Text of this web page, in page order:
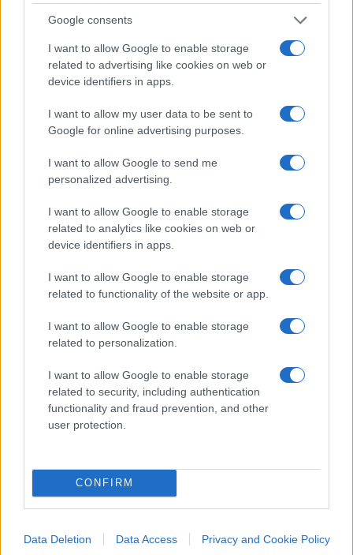
Google consents
I want to allow Google to enable storage
related to advertising like cookies on web or
device identifiers in apps.
I want to allow my user data to be sent to
Google for online advertising purposes.
I want to allow Google to send me
personalized advertising.
I want to allow Google to enable storage
related to analytics like cookies on web or
device identifiers in apps.
I want to allow Google to enable storage
related to functionality of the website or app.
I want to allow Google to enable storage
related to personalization.
I want to allow Google to enable storage
related to security, including authentication
functionality and fraud prevention, and other
user protection.
CONFIRM
Data Deletion Data Access Privacy and Cookie Policy
il segretario del Pd e di aver approvato: le unioni
civili, il jobs act, industria 4.0, ildopo di noi, la
legge sull’autismo – ha spiegato Renzi a Parenzo –
Dopodiché cosa è successo: una parte del Pd che
amava la Ditta più del Paese, come classico nella
cultura Pc-Pds-Pd, ha preferito fare la guerra a me
anziché continuare su una linea obamiana e
blairiana. Per il futuro Elly fa bene a fare la sua
una linea di sinistra massimalista, quindi lo
faccia. Più lo fa, più spazio lascia a noi. Farà
competizione con Conte”.
5
SEDUTE SATIRICHE
Vignetta del 04/08/2026